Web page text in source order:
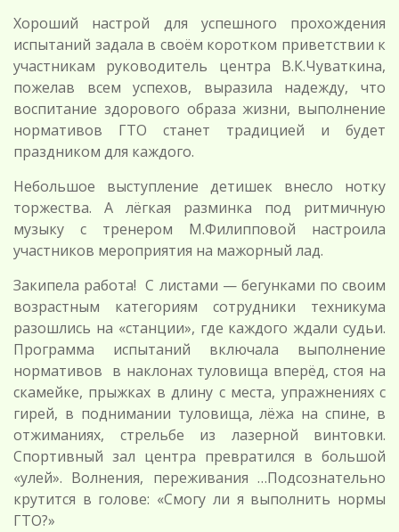
Хороший настрой для успешного прохождения
испытаний задала в своём коротком приветствии к
участникам руководитель центра В.К.Чуваткина,
пожелав всем успехов, выразила надежду, что
воспитание здорового образа жизни, выполнение
нормативов ГТО станет традицией и будет
праздником для каждого.
Небольшое выступление детишек внесло нотку
торжества. А лёгкая разминка под ритмичную
музыку с тренером М.Филипповой настроила
участников мероприятия на мажорный лад.
Закипела работа! С листами — бегунками по своим
возрастным категориям сотрудники техникума
разошлись на «станции», где каждого ждали судьи.
Программа испытаний включала выполнение
нормативов в наклонах туловища вперёд, стоя на
скамейке, прыжках в длину с места, упражнениях с
гирей, в поднимании туловища, лёжа на спине, в
отжиманиях, стрельбе из лазерной винтовки.
Спортивный зал центра превратился в большой
«улей». Волнения, переживания …Подсознательно
крутится в голове: «Смогу ли я выполнить нормы
ГТО?»